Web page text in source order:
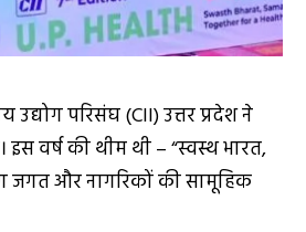
परिसंघ (CII) उत्तर प्रदेश ने
वर्ष की थीम थी – “स्वस्थ भारत,
जगत और नागरिकों की सामूहिक